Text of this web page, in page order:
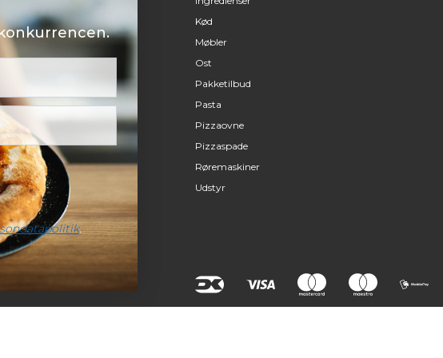
Kød
Møbler
Ost
Pakketilbud
Pasta
Pizzaovne
Pizzaspade
Røremaskiner
Udstyr
.